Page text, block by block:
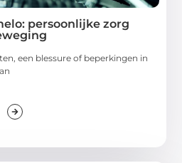
persoonlijke zorg
een blessure of beperkingen in